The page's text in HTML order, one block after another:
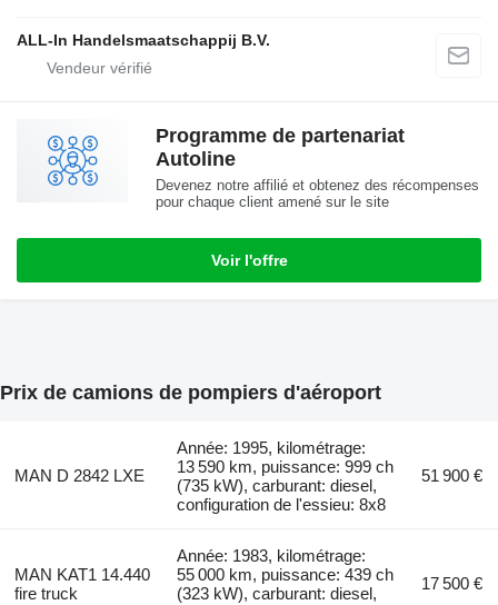
ALL-In Handelsmaatschappij B.V.
Programme de partenariat
Autoline
Devenez notre affilié et obtenez des récompenses
pour chaque client amené sur le site
Voir l'offre
Prix de camions de pompiers d'aéroport
MAN D 2842 LXE
Année: 1995, kilométrage:
13 590 km, puissance: 999 ch
(735 kW), carburant: diesel,
configuration de l'essieu: 8x8
51 900 €
MAN KAT1 14.440
fire truck
Année: 1983, kilométrage:
55 000 km, puissance: 439 ch
(323 kW), carburant: diesel,
17 500 €